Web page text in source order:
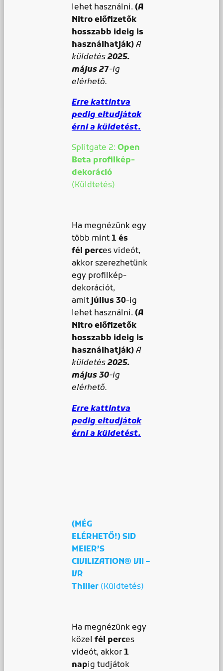
lehet használni.(A
Nitro előfizetők
hosszabb ideig is
használhatják)A
küldetés2025.
május 27-ig
elérhető.
Erre kattintva
pedig eltudjátok
érni a küldetést.
Splitgate 2: Open
Beta profilkép-
dekoráció
(Küldtetés)
Ha megnézünk egy
több mint1 és
fél perces videót,
akkor szerezhetünk
egy profilkép-
dekorációt,
amitjúlius 30-ig
lehet használni.(A
Nitro előfizetők
hosszabb ideig is
használhatják)A
küldetés2025.
május 30-ig
elérhető.
Erre kattintva
pedig eltudjátok
érni a küldetést.
(MÉG
ELÉRHETŐ!) SID
MEIER’S
CIVILIZATION® VII –
VR
Thiller (Küldtetés)
Ha megnézünk egy
közel fél perces
videót, akkor1
napig tudjátok